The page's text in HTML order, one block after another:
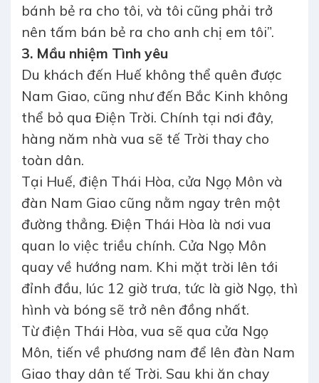
bánh bẻ ra cho tôi, và tôi cũng phải trở
nên tấm bán bẻ ra cho anh chị em tôi”.
3. Mầu nhiệm Tình yêu
Du khách đến Huế không thể quên được
Nam Giao, cũng như đến Bắc Kinh không
thể bỏ qua Điện Trời. Chính tại nơi đây,
hàng năm nhà vua sẽ tế Trời thay cho
toàn dân.
Tại Huế, điện Thái Hòa, cửa Ngọ Môn và
đàn Nam Giao cũng nằm ngay trên một
đường thẳng. Điện Thái Hòa là nơi vua
quan lo việc triều chính. Cửa Ngọ Môn
quay về hướng nam. Khi mặt trời lên tới
đỉnh đầu, lúc 12 giờ trưa, tức là giờ Ngọ, thì
hình và bóng sẽ trở nên đồng nhất.
Từ điện Thái Hòa, vua sẽ qua cửa Ngọ
Môn, tiến về phương nam để lên đàn Nam
Giao thay dân tế Trời. Sau khi ăn chay